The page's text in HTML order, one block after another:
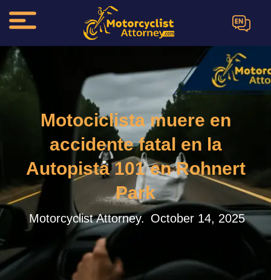
EN
Motociclista muere en
accidente fatal en la
Autopista 101 en Rohnert
Park
Motorcyclist Attorney. October 14, 2025